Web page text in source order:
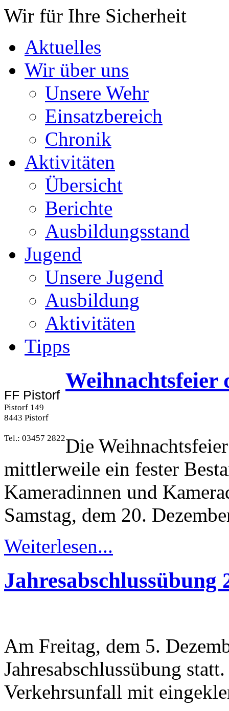
Wir für Ihre Sicherheit
Aktuelles
Wir über uns
Unsere Wehr
Einsatzbereich
Chronik
Aktivitäten
Übersicht
Berichte
Ausbildungsstand
Jugend
Unsere Jugend
Ausbildung
Aktivitäten
Tipps
FF Pistorf
Pistorf 149
8443 Pistorf
Tel.: 03457 2822
Weihnachtsfeier
Die
mittlerweile ein fester
Kameradinnen und
Samstag, dem 20.
Weiterlesen...
Jahresabschlussübung
Am Freitag, dem 5.
Jahresabschlussübung
Verkehrsunfall mit